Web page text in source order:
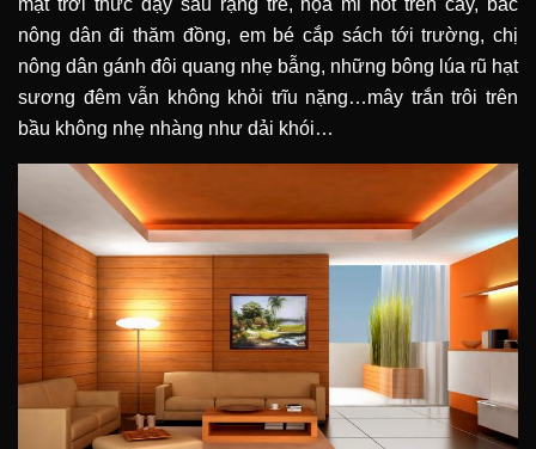
mặt trời thức dậy sau rặng tre, họa mi hót trên cây, bác
nông dân đi thăm đồng, em bé cắp sách tới trường, chị
nông dân gánh đôi quang nhẹ bẫng, những bông lúa rũ hạt
sương đêm vẫn không khỏi trĩu nặng…mây trắn trôi trên
bầu không nhẹ nhàng như dải khói…